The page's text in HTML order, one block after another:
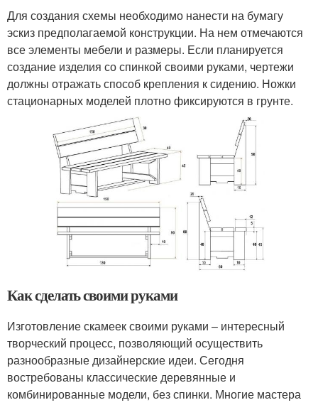
Для создания схемы необходимо нанести на бумагу
эскиз предполагаемой конструкции. На нем отмечаются
все элементы мебели и размеры. Если планируется
создание изделия со спинкой своими руками, чертежи
должны отражать способ крепления к сидению. Ножки
стационарных моделей плотно фиксируются в грунте.
Как сделать своими руками
Изготовление скамеек своими руками – интересный
творческий процесс, позволяющий осуществить
разнообразные дизайнерские идеи. Сегодня
востребованы классические деревянные и
комбинированные модели, без спинки. Многие мастера